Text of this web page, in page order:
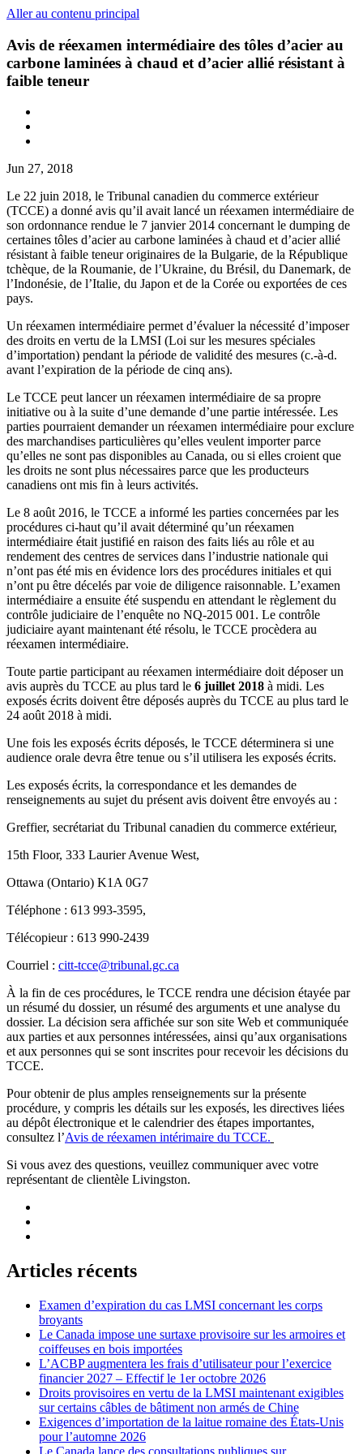
Aller au contenu principal
Avis de réexamen intermédiaire des tôles d’acier au
carbone laminées à chaud et d’acier allié résistant à
faible teneur
Jun 27, 2018
Le 22 juin 2018, le Tribunal canadien du commerce extérieur
(TCCE) a donné avis qu’il avait lancé un réexamen intermédiaire de
son ordonnance rendue le 7 janvier 2014 concernant le dumping de
certaines tôles d’acier au carbone laminées à chaud et d’acier allié
résistant à faible teneur originaires de la Bulgarie, de la République
tchèque, de la Roumanie, de l’Ukraine, du Brésil, du Danemark, de
l’Indonésie, de l’Italie, du Japon et de la Corée ou exportées de ces
pays.
Un réexamen intermédiaire permet d’évaluer la nécessité d’imposer
des droits en vertu de la LMSI (Loi sur les mesures spéciales
d’importation) pendant la période de validité des mesures (c.-à-d.
avant l’expiration de la période de cinq ans).
Le TCCE peut lancer un réexamen intermédiaire de sa propre
initiative ou à la suite d’une demande d’une partie intéressée. Les
parties pourraient demander un réexamen intermédiaire pour exclure
des marchandises particulières qu’elles veulent importer parce
qu’elles ne sont pas disponibles au Canada, ou si elles croient que
les droits ne sont plus nécessaires parce que les producteurs
canadiens ont mis fin à leurs activités.
Le 8 août 2016, le TCCE a informé les parties concernées par les
procédures ci-haut qu’il avait déterminé qu’un réexamen
intermédiaire était justifié en raison des faits liés au rôle et au
rendement des centres de services dans l’industrie nationale qui
n’ont pas été mis en évidence lors des procédures initiales et qui
n’ont pu être décelés par voie de diligence raisonnable. L’examen
intermédiaire a ensuite été suspendu en attendant le règlement du
contrôle judiciaire de l’enquête no NQ‑2015 001. Le contrôle
judiciaire ayant maintenant été résolu, le TCCE procèdera au
réexamen intermédiaire.
Toute partie participant au réexamen intermédiaire doit déposer un
avis auprès du TCCE au plus tard le 6 juillet 2018 à midi. Les
exposés écrits doivent être déposés auprès du TCCE au plus tard le
24 août 2018 à midi.
Une fois les exposés écrits déposés, le TCCE déterminera si une
audience orale devra être tenue ou s’il utilisera les exposés écrits.
Les exposés écrits, la correspondance et les demandes de
renseignements au sujet du présent avis doivent être envoyés au :
Greffier, secrétariat du Tribunal canadien du commerce extérieur,
15th Floor, 333 Laurier Avenue West,
Ottawa (Ontario) K1A 0G7
Téléphone : 613 993-3595,
Télécopieur : 613 990-2439
Courriel : citt-tcce@tribunal.gc.ca
À la fin de ces procédures, le TCCE rendra une décision étayée par
un résumé du dossier, un résumé des arguments et une analyse du
dossier. La décision sera affichée sur son site Web et communiquée
aux parties et aux personnes intéressées, ainsi qu’aux organisations
et aux personnes qui se sont inscrites pour recevoir les décisions du
TCCE.
Pour obtenir de plus amples renseignements sur la présente
procédure, y compris les détails sur les exposés, les directives liées
au dépôt électronique et le calendrier des étapes importantes,
consultez l’Avis de réexamen intérimaire du TCCE.
Si vous avez des questions, veuillez communiquer avec votre
représentant de clientèle Livingston.
Articles récents
Examen d’expiration du cas LMSI concernant les corps
broyants
Le Canada impose une surtaxe provisoire sur les armoires et
coiffeuses en bois importées
L’ACBP augmentera les frais d’utilisateur pour l’exercice
financier 2027 – Effectif le 1er octobre 2026
Droits provisoires en vertu de la LMSI maintenant exigibles
sur certains câbles de bâtiment non armés de Chine
Exigences d’importation de la laitue romaine des États-Unis
pour l’automne 2026